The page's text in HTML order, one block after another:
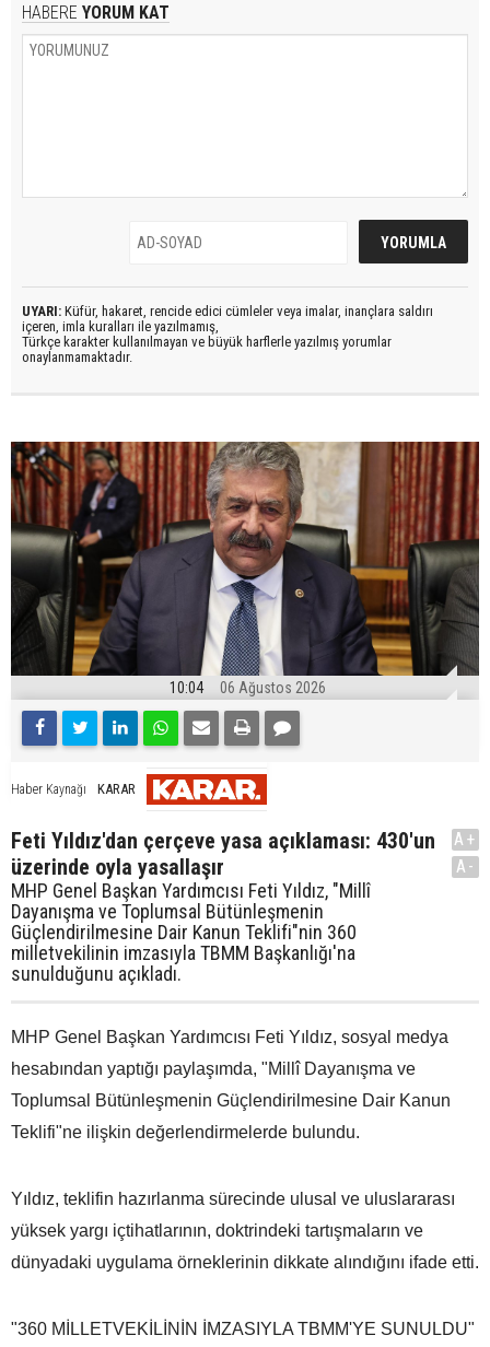
HABERE YORUM KAT
UYARI: Küfür, hakaret, rencide edici cümleler veya imalar, inançlara saldırı
içeren, imla kuralları ile yazılmamış,
Türkçe karakter kullanılmayan ve büyük harflerle yazılmış yorumlar
onaylanmamaktadır.
10:04 06 Ağustos 2026
Haber Kaynağı KARAR
Feti Yıldız'dan çerçeve yasa açıklaması: 430'un
üzerinde oyla yasallaşır
MHP Genel Başkan Yardımcısı Feti Yıldız, "Millî
Dayanışma ve Toplumsal Bütünleşmenin
Güçlendirilmesine Dair Kanun Teklifi"nin 360
milletvekilinin imzasıyla TBMM Başkanlığı'na
sunulduğunu açıkladı.
A+
A-
MHP Genel Başkan Yardımcısı Feti Yıldız, sosyal medya
hesabından yaptığı paylaşımda, "Millî Dayanışma ve
Toplumsal Bütünleşmenin Güçlendirilmesine Dair Kanun
Teklifi"ne ilişkin değerlendirmelerde bulundu.
Yıldız, teklifin hazırlanma sürecinde ulusal ve uluslararası
yüksek yargı içtihatlarının, doktrindeki tartışmaların ve
dünyadaki uygulama örneklerinin dikkate alındığını ifade etti.
"360 MİLLETVEKİLİNİN İMZASIYLA TBMM'YE SUNULDU"